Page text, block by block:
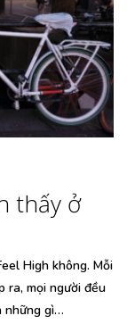
thấy ở
High không. Mỗi
ra, mọi người đều
những gì…